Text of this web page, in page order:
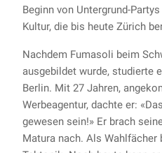
Beginn von Untergrund-
Kultur, die bis heute Zürich
Nachdem Fumasoli beim
ausgebildet wurde, studierte
Berlin. Mit 27 Jahren,
Werbeagentur, dachte er:
gewesen sein!» Er brach
Matura nach. Als Wahlfächer